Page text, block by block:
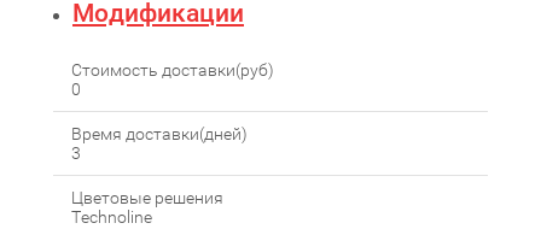
Модификации
Стоимость доставки(руб)
0
Время доставки(дней)
3
Цветовые решения
Technoline